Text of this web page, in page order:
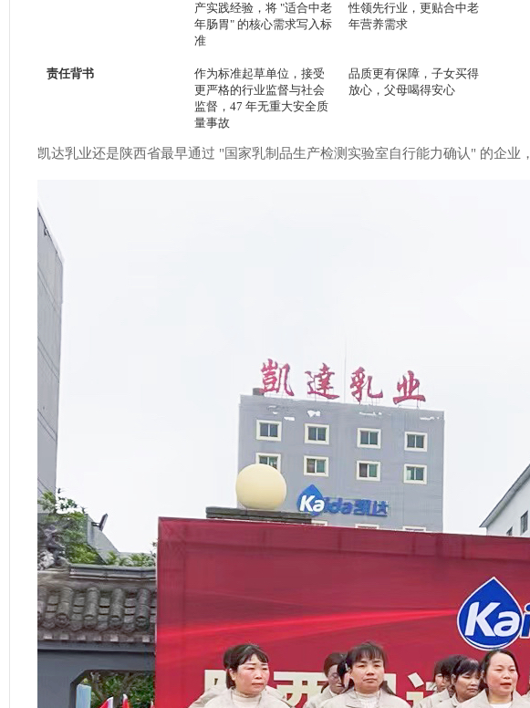
产实践经验，将 "适合中老
年肠胃" 的核心需求写入标
准
性领先行业，更贴合中老
年营养需求
责任背书
作为标准起草单位，接受
更严格的行业监督与社会
监督，47 年无重大安全质
量事故
品质更有保障，子女买得
放心，父母喝得安心
凯达乳业还是陕西省最早通过 "国家乳制品生产检测实验室自行能力确认" 的企